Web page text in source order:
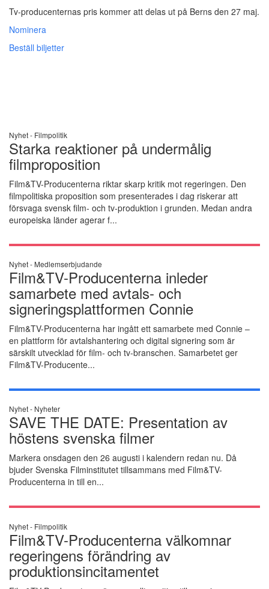
Tv-producenternas pris kommer att delas ut på Berns den 27 maj.
Nominera
Beställ biljetter
Nyhet - Filmpolitik
Starka reaktioner på undermålig
filmproposition
Film&TV-Producenterna riktar skarp kritik mot regeringen. Den
filmpolitiska proposition som presenterades i dag riskerar att
försvaga svensk film- och tv-produktion i grunden. Medan andra
europeiska länder agerar f...
Nyhet - Medlemserbjudande
Film&TV-Producenterna inleder
samarbete med avtals- och
signeringsplattformen Connie
Film&TV-Producenterna har ingått ett samarbete med Connie –
en plattform för avtalshantering och digital signering som är
särskilt utvecklad för film- och tv-branschen. Samarbetet ger
Film&TV-Producente...
Nyhet - Nyheter
SAVE THE DATE: Presentation av
höstens svenska filmer
Markera onsdagen den 26 augusti i kalendern redan nu. Då
bjuder Svenska Filminstitutet tillsammans med Film&TV-
Producenterna in till en...
Nyhet - Filmpolitik
Film&TV-Producenterna välkomnar
regeringens förändring av
produktionsincitamentet